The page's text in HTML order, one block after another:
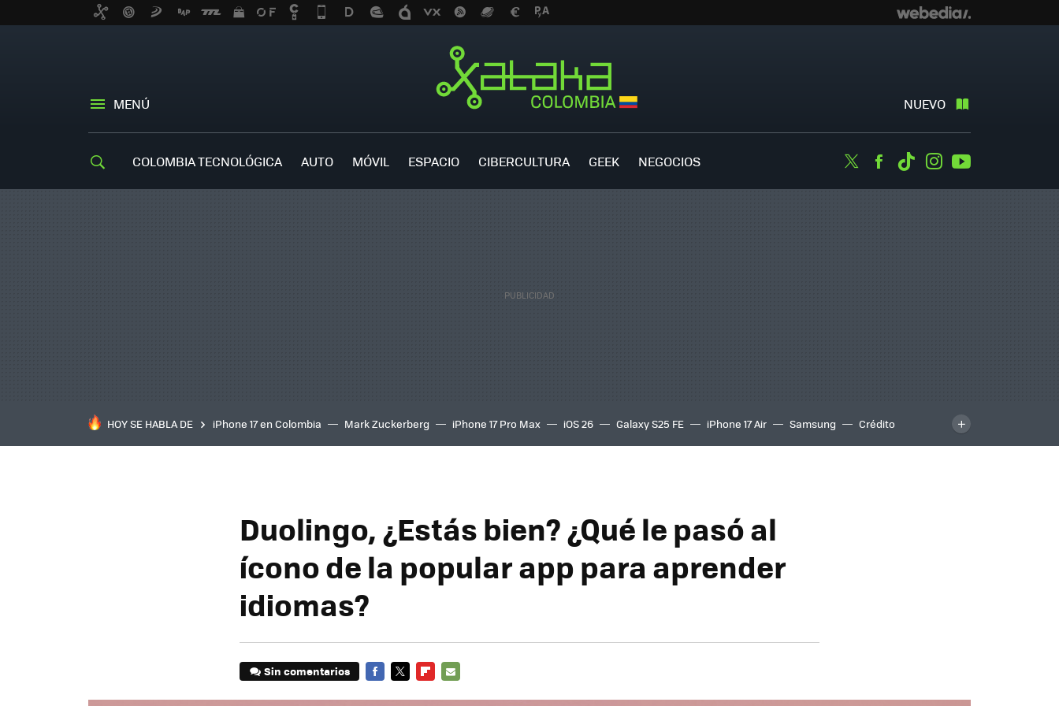
MENÚ NUEVO
COLOMBIA TECNOLÓGICA AUTO MÓVIL ESPACIO CIBERCULTURA GEEK NEGOCIOS TwitterFacebook
TiktokInstagram
HOY SE HABLA DE iPhone 17 en Colombia Mark Zuckerberg iPhone 17 Pro Max iOS 26 Galaxy S25 FE iPhone 17 Air Samsung
Crédito
inteligente
IA TCL C8K
Duolingo, ¿Estás bien? ¿Qué le pasó al
ícono de la popular app para aprender
idiomas?
Sin comentarios